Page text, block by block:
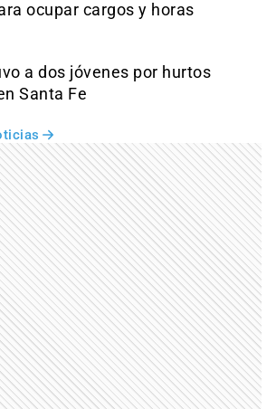
ocupar cargos y horas
a dos jóvenes por hurtos
Santa Fe